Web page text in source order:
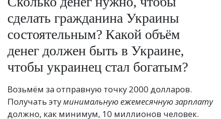
сделать гражданина Украины
состоятельным? Какой объём
денег должен быть в Украине,
чтобы украинец стал богатым?
Возьмём за отправную точку 2000 долларов.
Получать этуминимальную ежемесячную зарплату
должно, как минимум, 10 миллионов человек.